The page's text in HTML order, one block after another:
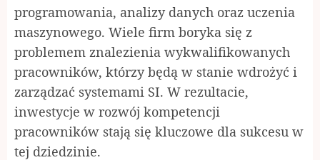
programowania, analizy danych oraz uczenia
maszynowego. Wiele firm boryka się z
problemem znalezienia wykwalifikowanych
pracowników, którzy będą w stanie wdrożyć i
zarządzać systemami SI. W rezultacie,
inwestycje w rozwój kompetencji
pracowników stają się kluczowe dla sukcesu w
tej dziedzinie.